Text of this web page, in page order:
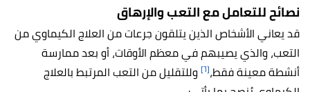
نصائح للتعامل مع التعب والإرهاق
قد يعاني الأشخاص الذين يتلقون جرعات من العلاج الكيماوي من
التعب، والذي يصيبهم في معظم الأوقات، أو بعد ممارسة
أنشطة معينة فقط،[٦] وللتقليل من التعب المرتبط بالعلاج